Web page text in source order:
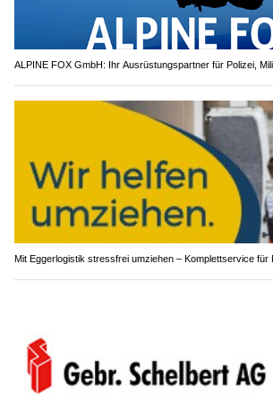
ALPINE FOX GmbH: Ihr Ausrüstungspartner für Polizei,
Mit Eggerlogistik stressfrei umziehen – Komplettservice für